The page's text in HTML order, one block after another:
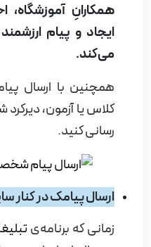
همکارانِ
ایجاد و پیام
می‌کند.
همچنین با ارسال
کلاس یا آزمون، دیرکرد
رسانی کنید.
ارسال پیامک در کنار
زمانی که برنامه‌ی